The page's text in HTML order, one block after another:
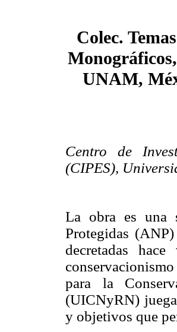
Colec.
UNAM,
Centro de
(CIPES),
La obra es una
Protegidas
decretadas
para la
(UICNyRN)
y objetivos que